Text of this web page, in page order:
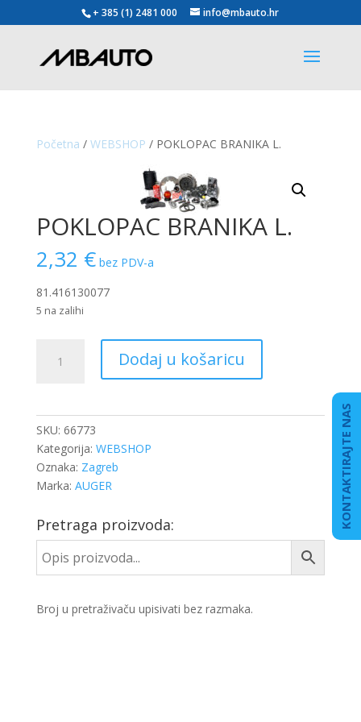
+ 385 (1) 2481 000 info@mbauto.hr
Početna / WEBSHOP / POKLOPAC BRANIKA L.
POKLOPAC BRANIKA L.
2,32 € bez PDV-a
81.416130077
5 na zalihi
BRANIKA
Dodaj u košaricu
SKU: 66773
Kategorija: WEBSHOP
Oznaka: Zagreb
Marka: AUGER
Pretraga proizvoda:
Broj u pretraživaču upisivati bez razmaka.
KONTAKTIRAJTE NAS